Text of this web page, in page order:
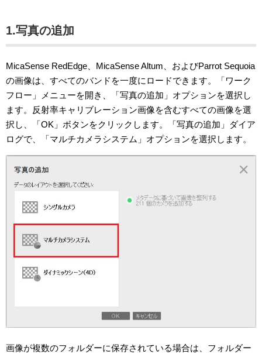
1.写真の追加
MicaSense RedEdge、MicaSense Altum、およびParrot Sequoia
の画像は、すべてのバンドを一度にロードできます。「ワーク
フロー」メニューを開き、「写真の追加」オプションを選択し
ます。反射率キャリブレーション画像を含むすべての画像を選
択し、「OK」ボタンをクリックします。「写真の追加」ダイア
ログで、「マルチカメラシステム」オプションを選択します。
画像が複数のフォルダーに保存されている場合は、フォルダー